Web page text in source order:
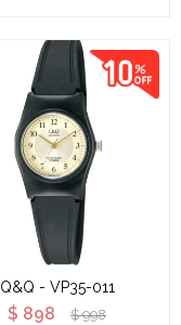
Q&Q - VP35-011
$ 898 $ 998